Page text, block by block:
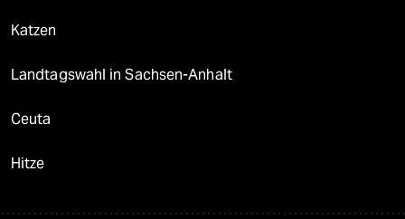
Katzen
Landtagswahl in Sachsen-Anhalt
Ceuta
Hitze